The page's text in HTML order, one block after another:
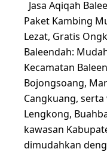
Jasa Aqiqah
Paket Kambing
Lezat, Gratis
Baleendah:
Kecamatan
Bojongsoang,
Cangkuang,
Lengkong,
kawasan
dimudahkan